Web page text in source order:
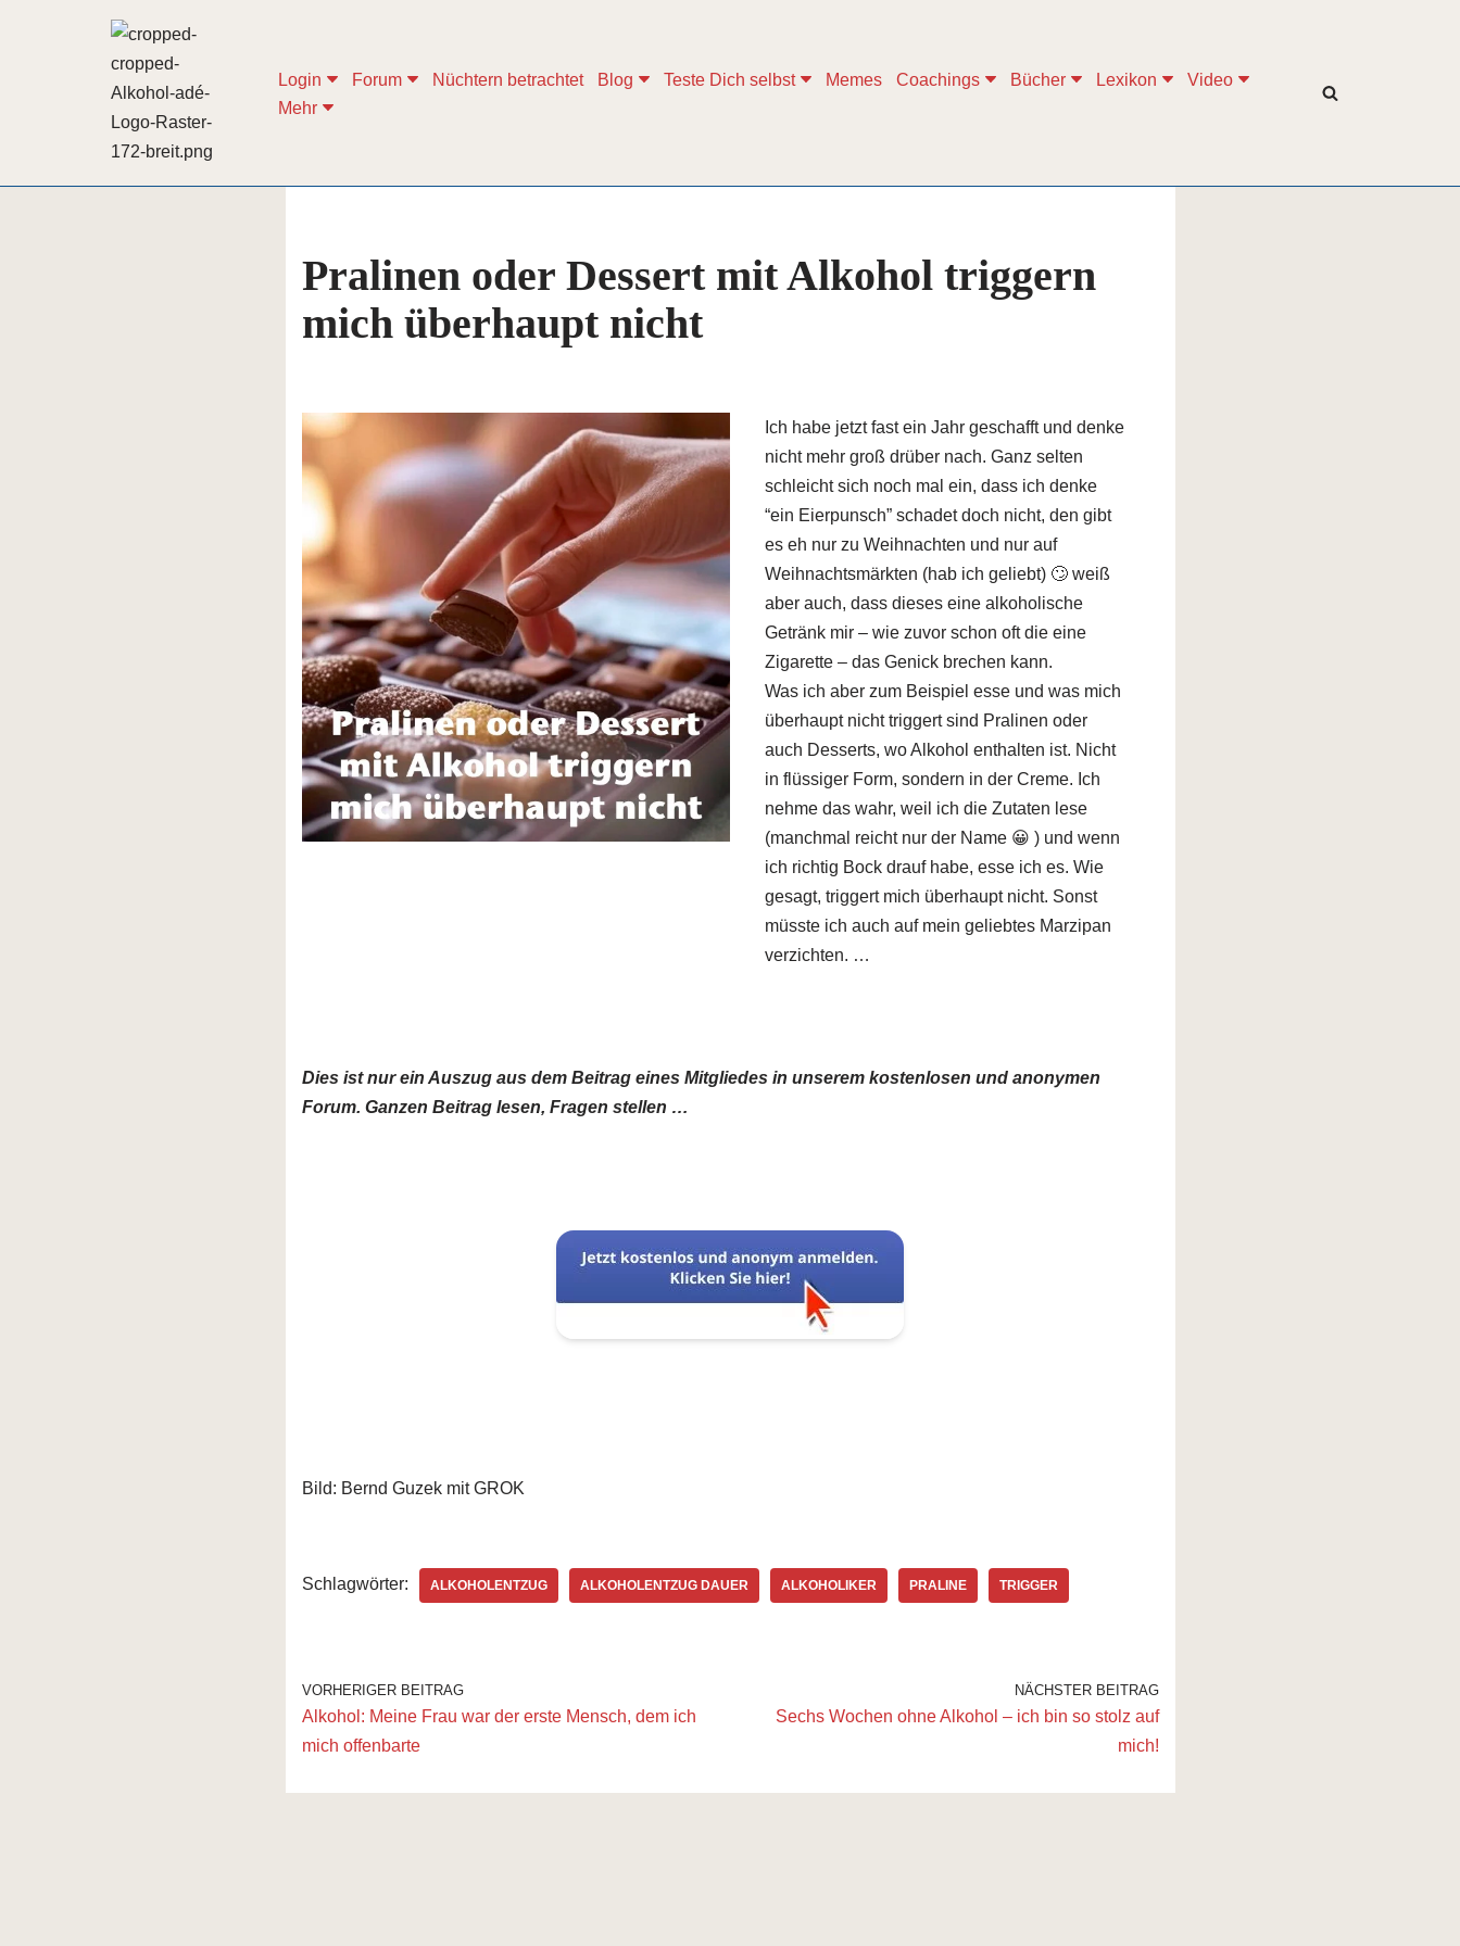
Login Forum Nüchtern betrachtet Blog Teste Dich selbst Memes Coachings Bücher Lexikon
Video
Mehr
Pralinen oder Dessert mit Alkohol triggern
mich überhaupt nicht
Ich habe jetzt fast ein Jahr geschafft und denke
nicht mehr groß drüber nach. Ganz selten
schleicht sich noch mal ein, dass ich denke
“ein Eierpunsch” schadet doch nicht, den gibt
es eh nur zu Weihnachten und nur auf
Weihnachtsmärkten (hab ich geliebt) 🙄 weiß
aber auch, dass dieses eine alkoholische
Getränk mir – wie zuvor schon oft die eine
Zigarette – das Genick brechen kann.
Was ich aber zum Beispiel esse und was mich
überhaupt nicht triggert sind Pralinen oder
auch Desserts, wo Alkohol enthalten ist. Nicht
in flüssiger Form, sondern in der Creme. Ich
nehme das wahr, weil ich die Zutaten lese
(manchmal reicht nur der Name 😀 ) und wenn
ich richtig Bock drauf habe, esse ich es. Wie
gesagt, triggert mich überhaupt nicht. Sonst
müsste ich auch auf mein geliebtes Marzipan
verzichten. …
Dies ist nur ein Auszug aus dem Beitrag eines Mitgliedes in unserem kostenlosen und anonymen
Forum. Ganzen Beitrag lesen, Fragen stellen …
Bild: Bernd Guzek mit GROK
Schlagwörter: ALKOHOLENTZUG ALKOHOLENTZUG DAUER ALKOHOLIKER PRALINE TRIGGER
VORHERIGER BEITRAG
Alkohol: Meine Frau war der erste Mensch, dem ich
mich offenbarte
NÄCHSTER BEITRAG
Sechs Wochen ohne Alkohol – ich bin so stolz auf
mich!